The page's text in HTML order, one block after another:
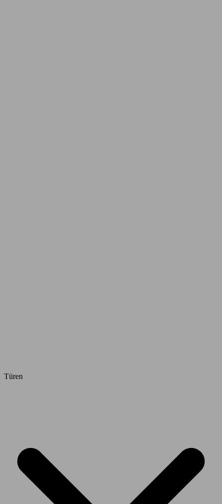
Türen